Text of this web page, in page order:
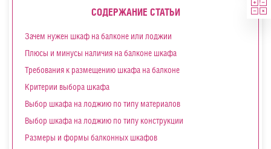
СОДЕРЖАНИЕ СТАТЬИ
Зачем нужен шкаф на балконе или лоджии
Плюсы и минусы наличия на балконе шкафа
Требования к размещению шкафа на балконе
Критерии выбора шкафа
Выбор шкафа на лоджию по типу материалов
Выбор шкафа на лоджию по типу конструкции
Размеры и формы балконных шкафов